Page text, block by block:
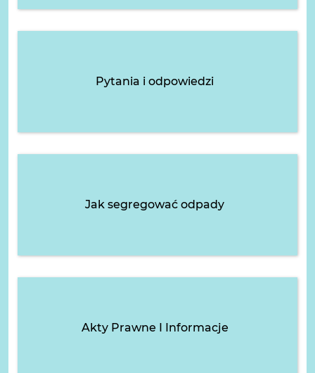
Pytania i odpowiedzi
Jak segregować odpady
Akty Prawne I Informacje